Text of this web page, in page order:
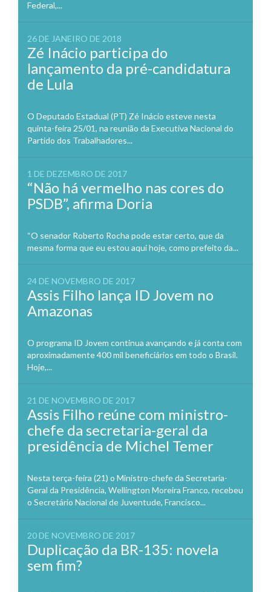
Federal,...
26 DE JANEIRO DE 2018
Zé Inácio participa do
lançamento da pré-candidatura
de Lula
O Deputado Estadual (PT) Zé Inácio esteve nesta
quinta-feira 25/01, na reunião da Executiva Nacional do
Partido dos Trabalhadores...
1 DE DEZEMBRO DE 2017
“Não há vermelho nas cores do
PSDB”, afirma Doria
“O senador Roberto Rocha pode estar certo, que da
mesma forma que eu estou aqui hoje, como prefeito da...
24 DE NOVEMBRO DE 2017
Assis Filho lança ID Jovem no
Amazonas
O programa ID Jovem continua avançando e já conta com
aproximadamente 400 mil beneficiários em todo o Brasil.
Hoje,...
21 DE NOVEMBRO DE 2017
Assis Filho reúne com ministro-
chefe da secretaria-geral da
presidência de Michel Temer
Nesta terça-feira (21) o Ministro-chefe da Secretaria-
Geral da Presidência, Wellington Moreira Franco, recebeu
o Secretário Nacional de Juventude, Francisco...
20 DE NOVEMBRO DE 2017
Duplicação da BR-135: novela
sem fim?